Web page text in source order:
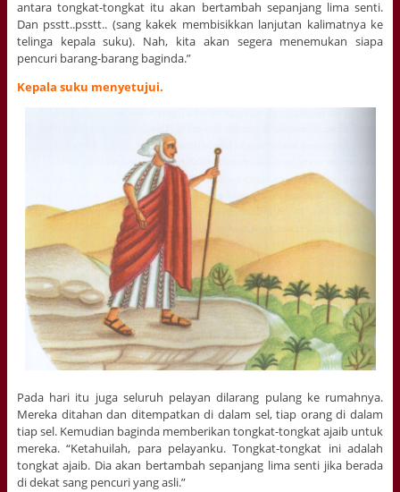
antara tongkat-tongkat itu akan bertambah sepanjang lima senti.
Dan psstt..psstt.. (sang kakek membisikkan lanjutan kalimatnya ke
telinga kepala suku). Nah, kita akan segera menemukan siapa
pencuri barang-barang baginda.”
Kepala suku menyetujui.
Pada hari itu juga seluruh pelayan dilarang pulang ke rumahnya.
Mereka ditahan dan ditempatkan di dalam sel, tiap orang di dalam
tiap sel. Kemudian baginda memberikan tongkat-tongkat ajaib untuk
mereka. “Ketahuilah, para pelayanku. Tongkat-tongkat ini adalah
tongkat ajaib. Dia akan bertambah sepanjang lima senti jika berada
di dekat sang pencuri yang asli.”